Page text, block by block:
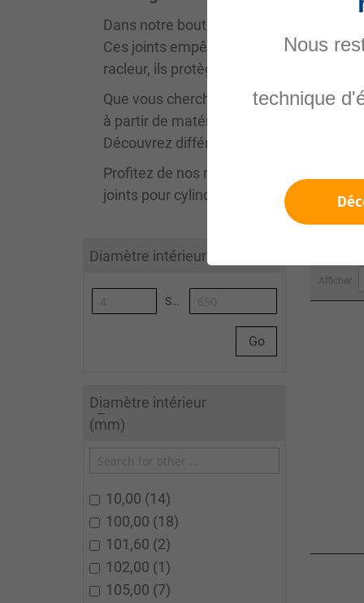
Dans notre boutique en ligne, vous
Ces joints empêchent la saleté, la
racleur, ils protègent les pièces internes
Que vous cherchiez un racleur
à partir de matériaux de haute qualité,
Découvrez différents types de racleurs
Profitez de nos racleurs pour réduire
joints pour cylindres hydrauliques,
Diamètre intérieur (mm)
Synoa_AlgoliaArticleList-to
Go
Diamètre intérieur
(mm)
10,00 14
100,00 18
101,60 2
102,00 1
105,00 7
Afficher
Nous
technique